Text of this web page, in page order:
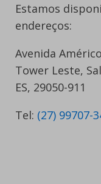
Estamos
endereços:
Avenida
Tower Leste,
ES, 29050-911
Tel: (27) 99707-